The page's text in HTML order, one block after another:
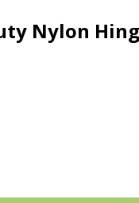
Nylon